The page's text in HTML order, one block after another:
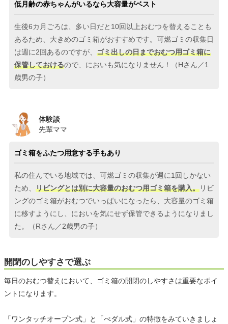
低月齢の赤ちゃんがいるなら大容量がベスト
生後6カ月ごろは、多い日だと10回以上おむつを替えることも
あるため、大きめのゴミ箱がおすすめです。可燃ゴミの収集日
は週に2回あるのですが、 ゴミ出しの日までおむつ用ゴミ箱に
保管しておけるので、においも気になりません！（Hさん／1
歳男の子）
体験談
先輩ママ
ゴミ箱をふたつ用意する手もあり
私の住んでいる地域では、可燃ゴミの収集が週に1回しかない
ため、 リビングとは別に大容量のおむつ用ゴミ箱を購入。リビ
ングのゴミ箱がおむつでいっぱいになったら、大容量のゴミ箱
に移すようにし、においを気にせず保管できるようになりまし
た。（Rさん／2歳男の子）
開閉のしやすさで選ぶ
毎日のおむつ替えにおいて、ゴミ箱の開閉のしやすさは重要なポイ
ントになります。
「ワンタッチオープン式」と「ぺダル式」の特徴をみていきましょ